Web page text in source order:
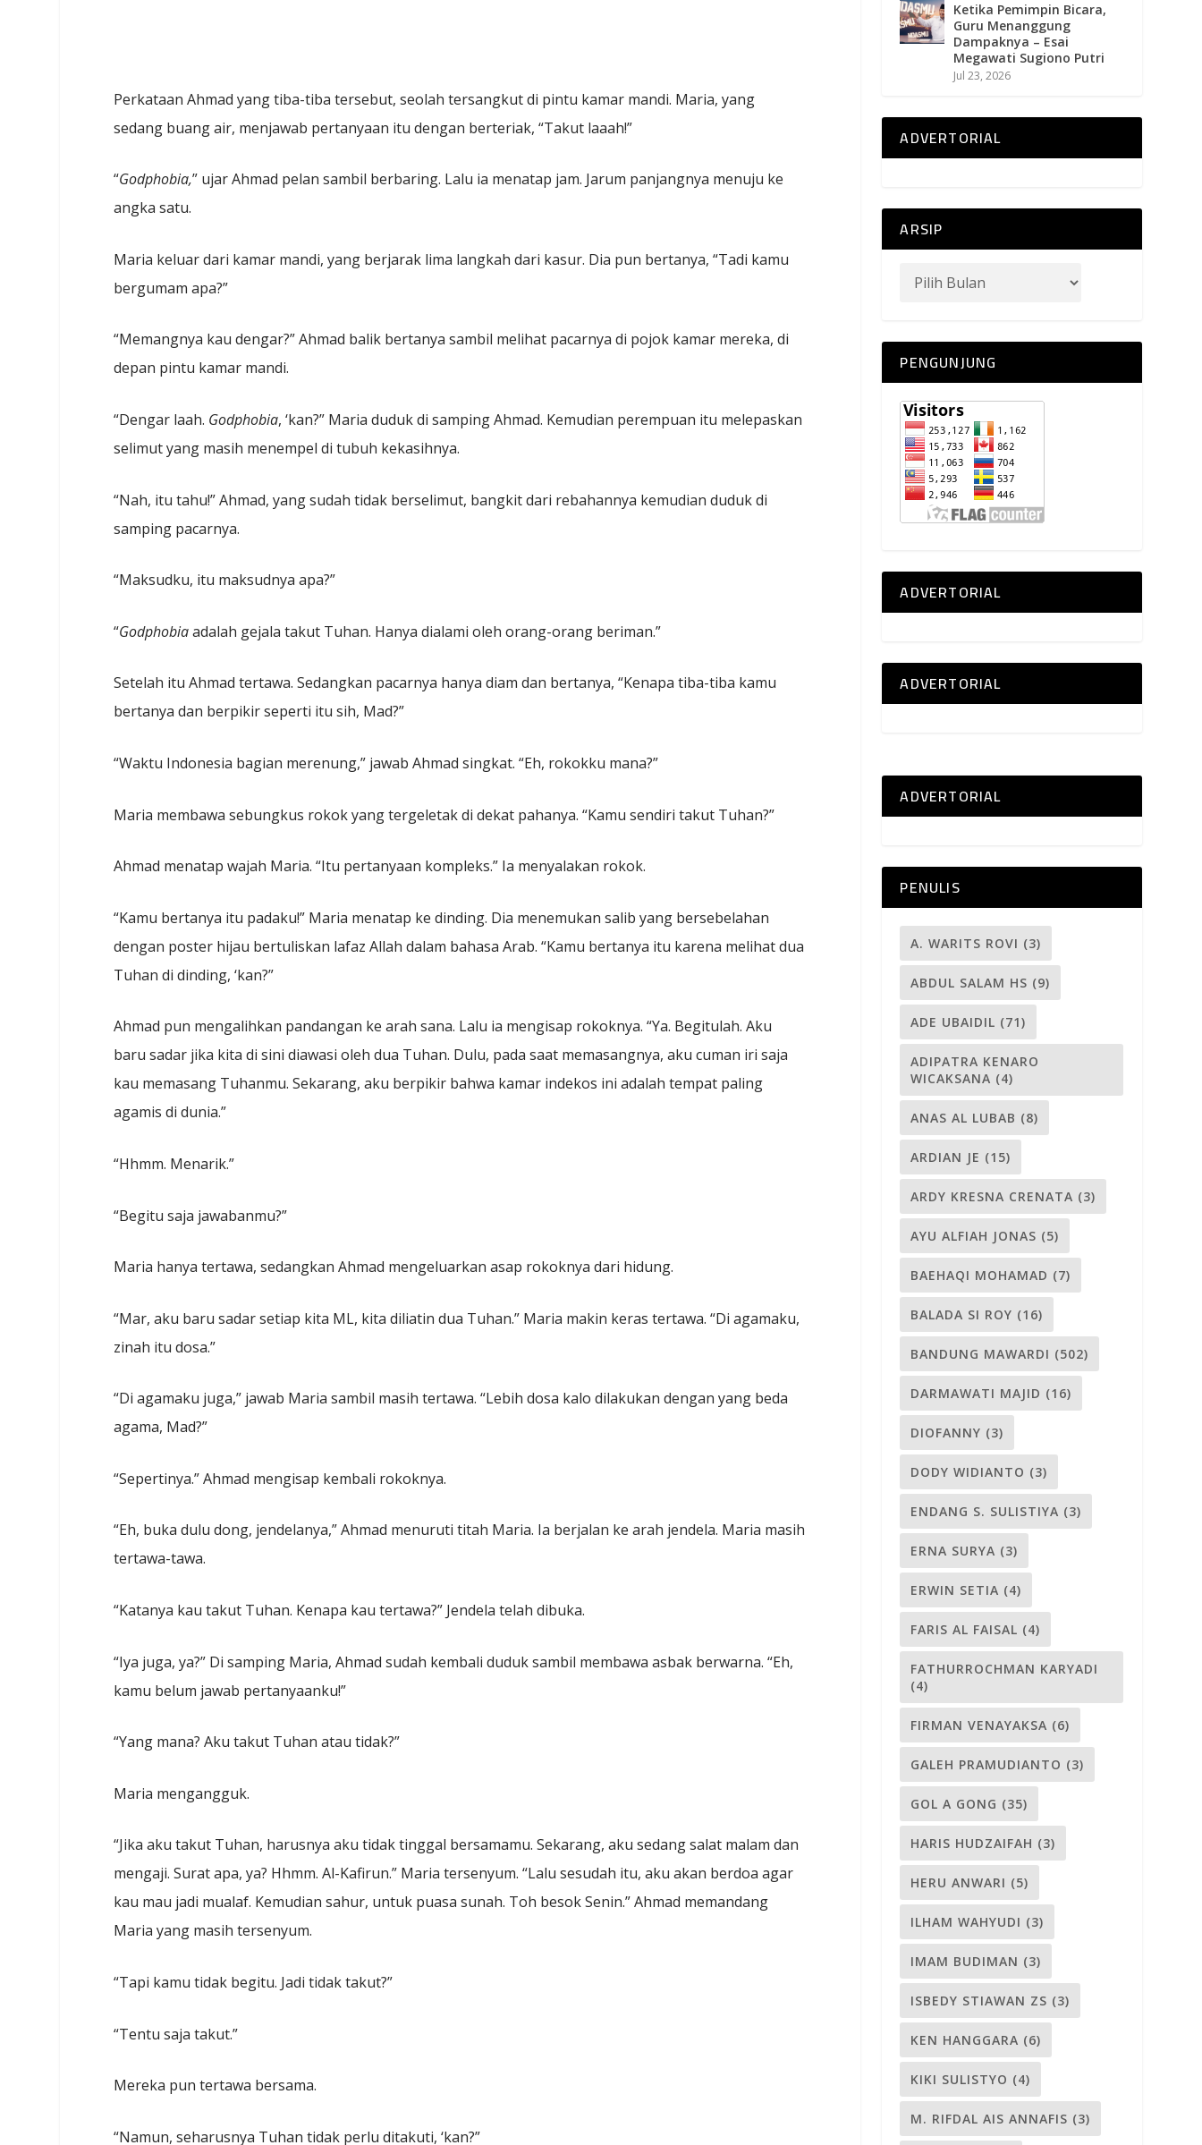
Perkataan Ahmad yang tiba-tiba tersebut, seolah tersangkut di pintu kamar mandi. Maria, yang
sedang buang air, menjawab pertanyaan itu dengan berteriak, “Takut laaah!”
“Godphobia,” ujar Ahmad pelan sambil berbaring. Lalu ia menatap jam. Jarum panjangnya menuju ke
angka satu.
Maria keluar dari kamar mandi, yang berjarak lima langkah dari kasur. Dia pun bertanya, “Tadi kamu
bergumam apa?”
“Memangnya kau dengar?” Ahmad balik bertanya sambil melihat pacarnya di pojok kamar mereka, di
depan pintu kamar mandi.
“Dengar laah. Godphobia, ‘kan?” Maria duduk di samping Ahmad. Kemudian perempuan itu melepaskan
selimut yang masih menempel di tubuh kekasihnya.
“Nah, itu tahu!” Ahmad, yang sudah tidak berselimut, bangkit dari rebahannya kemudian duduk di
samping pacarnya.
“Maksudku, itu maksudnya apa?”
“Godphobiaadalah gejala takut Tuhan. Hanya dialami oleh orang-orang beriman.”
Setelah itu Ahmad tertawa. Sedangkan pacarnya hanya diam dan bertanya, “Kenapa tiba-tiba kamu
bertanya dan berpikir seperti itu sih, Mad?”
“Waktu Indonesia bagian merenung,” jawab Ahmad singkat. “Eh, rokokku mana?”
Maria membawa sebungkus rokok yang tergeletak di dekat pahanya. “Kamu sendiri takut Tuhan?”
Ahmad menatap wajah Maria. “Itu pertanyaan kompleks.” Ia menyalakan rokok.
“Kamu bertanya itu padaku!” Maria menatap ke dinding. Dia menemukan salib yang bersebelahan
dengan poster hijau bertuliskan lafaz Allah dalam bahasa Arab. “Kamu bertanya itu karena melihat dua
Tuhan di dinding, ‘kan?”
Ahmad pun mengalihkan pandangan ke arah sana. Lalu ia mengisap rokoknya. “Ya. Begitulah. Aku
baru sadar jika kita di sini diawasi oleh dua Tuhan. Dulu, pada saat memasangnya, aku cuman iri saja
kau memasang Tuhanmu. Sekarang, aku berpikir bahwa kamar indekos ini adalah tempat paling
agamis di dunia.”
“Hhmm. Menarik.”
“Begitu saja jawabanmu?”
Maria hanya tertawa, sedangkan Ahmad mengeluarkan asap rokoknya dari hidung.
“Mar, aku baru sadar setiap kita ML, kita diliatin dua Tuhan.” Maria makin keras tertawa. “Di agamaku,
zinah itu dosa.”
“Di agamaku juga,” jawab Maria sambil masih tertawa. “Lebih dosa kalo dilakukan dengan yang beda
agama, Mad?”
“Sepertinya.” Ahmad mengisap kembali rokoknya.
“Eh, buka dulu dong, jendelanya,” Ahmad menuruti titah Maria. Ia berjalan ke arah jendela. Maria masih
tertawa-tawa.
“Katanya kau takut Tuhan. Kenapa kau tertawa?” Jendela telah dibuka.
“Iya juga, ya?” Di samping Maria, Ahmad sudah kembali duduk sambil membawa asbak berwarna. “Eh,
kamu belum jawab pertanyaanku!”
“Yang mana? Aku takut Tuhan atau tidak?”
Maria mengangguk.
“Jika aku takut Tuhan, harusnya aku tidak tinggal bersamamu. Sekarang, aku sedang salat malam dan
mengaji. Surat apa, ya? Hhmm. Al-Kafirun.” Maria tersenyum. “Lalu sesudah itu, aku akan berdoa agar
kau mau jadi mualaf. Kemudian sahur, untuk puasa sunah. Toh besok Senin.” Ahmad memandang
Maria yang masih tersenyum.
“Tapi kamu tidak begitu. Jadi tidak takut?”
“Tentu saja takut.”
Mereka pun tertawa bersama.
“Namun, seharusnya Tuhan tidak perlu ditakuti, ‘kan?”
Ketika Pemimpin Bicara,
Guru Menanggung
Dampaknya – Esai
Megawati Sugiono Putri
Jul 23, 2026
ADVERTORIAL
ARSIP
PENGUNJUNG
ADVERTORIAL
ADVERTORIAL
ADVERTORIAL
PENULIS
A. WARITS ROVI (3)
ABDUL SALAM HS (9)
ADE UBAIDIL (71)
ADIPATRA KENARO
WICAKSANA (4)
ANAS AL LUBAB (8)
ARDIAN JE (15)
ARDY KRESNA CRENATA (3)
AYU ALFIAH JONAS (5)
BAEHAQI MOHAMAD (7)
BALADA SI ROY (16)
BANDUNG MAWARDI (502)
DARMAWATI MAJID (16)
DIOFANNY (3)
DODY WIDIANTO (3)
ENDANG S. SULISTIYA (3)
ERNA SURYA (3)
ERWIN SETIA (4)
FARIS AL FAISAL (4)
FATHURROCHMAN KARYADI
(4)
FIRMAN VENAYAKSA (6)
GALEH PRAMUDIANTO (3)
GOL A GONG (35)
HARIS HUDZAIFAH (3)
HERU ANWARI (5)
ILHAM WAHYUDI (3)
IMAM BUDIMAN (3)
ISBEDY STIAWAN ZS (3)
KEN HANGGARA (6)
KIKI SULISTYO (4)
M. RIFDAL AIS ANNAFIS (3)